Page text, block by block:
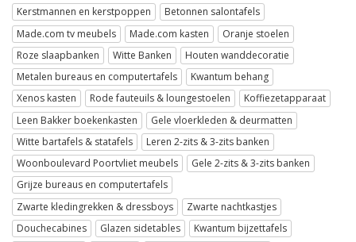
Kerstmannen en kerstpoppen
Betonnen salontafels
Made.com tv meubels
Made.com kasten
Oranje stoelen
Roze slaapbanken
Witte Banken
Houten wanddecoratie
Metalen bureaus en computertafels
Kwantum behang
Xenos kasten
Rode fauteuils & loungestoelen
Koffiezetapparaat
Leen Bakker boekenkasten
Gele vloerkleden & deurmatten
Witte bartafels & statafels
Leren 2-zits & 3-zits banken
Woonboulevard Poortvliet meubels
Gele 2-zits & 3-zits banken
Grijze bureaus en computertafels
Zwarte kledingrekken & dressboys
Zwarte nachtkastjes
Douchecabines
Glazen sidetables
Kwantum bijzettafels